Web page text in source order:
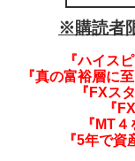
※購読者
『ハイス
『真の富裕層に
『FXス
『
『MT
『5年で資